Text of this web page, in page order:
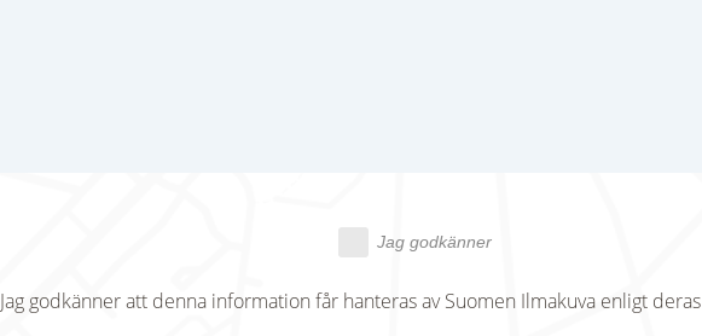
Jag godkänner
Jag godkänner att denna information får hanteras av Suomen Ilmakuva enligt deras